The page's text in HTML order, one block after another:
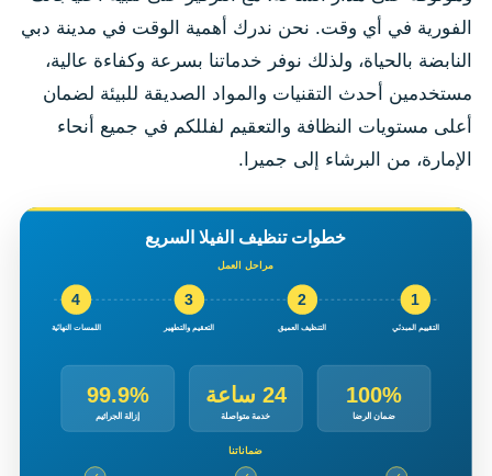
الفورية في أي وقت. نحن ندرك أهمية الوقت في مدينة دبي
النابضة بالحياة، ولذلك نوفر خدماتنا بسرعة وكفاءة عالية،
مستخدمين أحدث التقنيات والمواد الصديقة للبيئة لضمان
أعلى مستويات النظافة والتعقيم لفللكم في جميع أنحاء
الإمارة، من البرشاء إلى جميرا.